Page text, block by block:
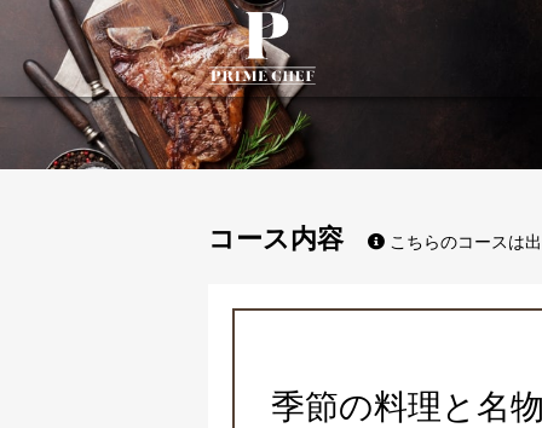
コース内容 こちらのコースは
季節の料理と名